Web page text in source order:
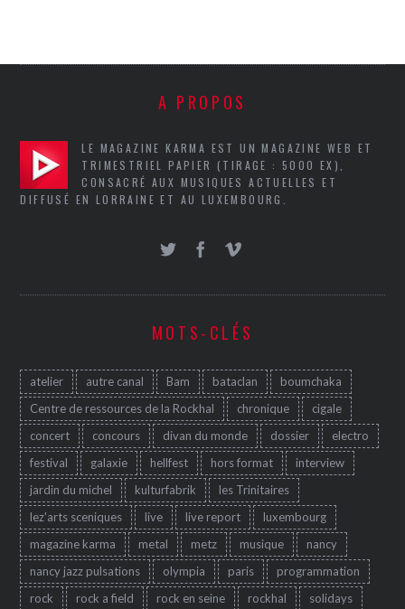
A PROPOS
LE MAGAZINE KARMA EST UN MAGAZINE WEB ET
TRIMESTRIEL PAPIER (TIRAGE : 5000 EX),
CONSACRÉ AUX MUSIQUES ACTUELLES ET
DIFFUSÉ EN LORRAINE ET AU LUXEMBOURG.
MOTS-CLÉS
atelier autre canal Bam bataclan
boumchaka
Centre de ressources de la Rockhal
chronique
cigale
concert
concours divan du monde dossier
electro
festival
galaxie hellfest hors format
interview
jardin du michel
kulturfabrik
les Trinitaires
lez'arts sceniques
live live report
luxembourg
magazine karma
metal metz musique
nancy
nancy jazz pulsations
olympia paris
programmation
rock
rock a field rock en seine rockhal
solidays